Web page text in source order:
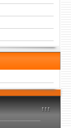
↑↑↑